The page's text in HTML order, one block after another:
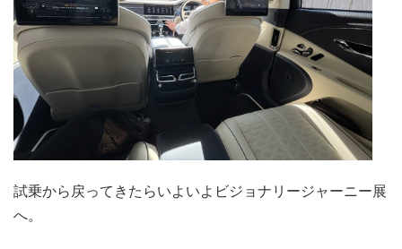
試乗から戻ってきたらいよいよビジョナリージャーニー展
へ。